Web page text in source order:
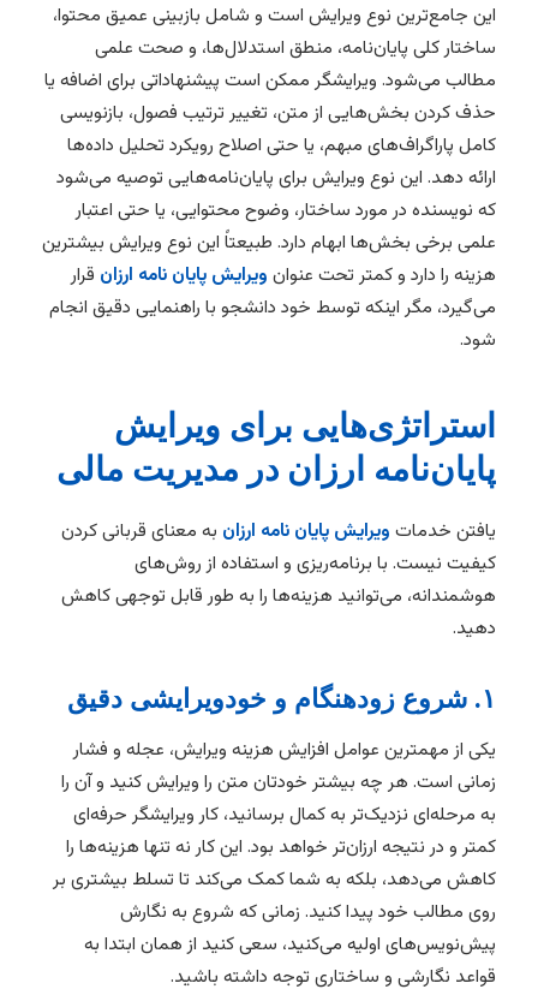
این جامع‌ترین نوع ویرایش است و شامل بازبینی عمیق محتوا،
ساختار کلی پایان‌نامه، منطق استدلال‌ها، و صحت علمی
مطالب می‌شود. ویرایشگر ممکن است پیشنهاداتی برای اضافه یا
حذف کردن بخش‌هایی از متن، تغییر ترتیب فصول، بازنویسی
کامل پاراگراف‌های مبهم، یا حتی اصلاح رویکرد تحلیل داده‌ها
ارائه دهد. این نوع ویرایش برای پایان‌نامه‌هایی توصیه می‌شود
که نویسنده در مورد ساختار، وضوح محتوایی، یا حتی اعتبار
علمی برخی بخش‌ها ابهام دارد. طبیعتاً این نوع ویرایش بیشترین
هزینه را دارد و کمتر تحت عنوان ویرایش پایان نامه ارزان قرار
می‌گیرد، مگر اینکه توسط خود دانشجو با راهنمایی دقیق انجام
شود.
استراتژی‌هایی برای ویرایش
پایان‌نامه ارزان در مدیریت مالی
یافتن خدمات ویرایش پایان نامه ارزان به معنای قربانی کردن
کیفیت نیست. با برنامه‌ریزی و استفاده از روش‌های
هوشمندانه، می‌توانید هزینه‌ها را به طور قابل توجهی کاهش
دهید.
۱. شروع زودهنگام و خودویرایشی دقیق
یکی از مهمترین عوامل افزایش هزینه ویرایش، عجله و فشار
زمانی است. هر چه بیشتر خودتان متن را ویرایش کنید و آن را
به مرحله‌ای نزدیک‌تر به کمال برسانید، کار ویرایشگر حرفه‌ای
کمتر و در نتیجه ارزان‌تر خواهد بود. این کار نه تنها هزینه‌ها را
کاهش می‌دهد، بلکه به شما کمک می‌کند تا تسلط بیشتری بر
روی مطالب خود پیدا کنید. زمانی که شروع به نگارش
پیش‌نویس‌های اولیه می‌کنید، سعی کنید از همان ابتدا به
قواعد نگارشی و ساختاری توجه داشته باشید.